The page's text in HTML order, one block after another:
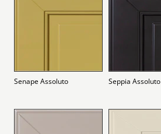
Senape Assoluto Seppia Assoluto